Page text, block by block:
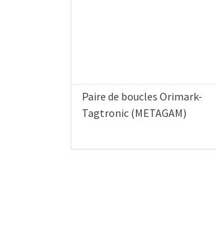
Paire de boucles Orimark-
Tagtronic (METAGAM)